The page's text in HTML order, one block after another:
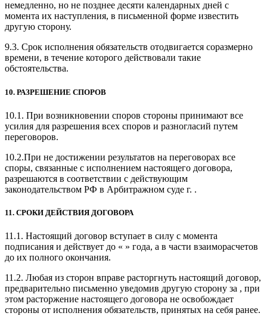
немедленно, но не позднее десяти календарных дней с
момента их наступления, в письменной форме известить
другую сторону.
9.3. Срок исполнения обязательств отодвигается соразмерно
времени, в течение которого действовали такие
обстоятельства.
10. РАЗРЕШЕНИЕ СПОРОВ
10.1. При возникновении споров стороны принимают все
усилия для разрешения всех споров и разногласий путем
переговоров.
10.2.При не достижении результатов на переговорах все
споры, связанные с исполнением настоящего договора,
разрешаются в соответствии с действующим
законодательством РФ в Арбитражном суде г. .
11. СРОКИ ДЕЙСТВИЯ ДОГОВОРА
11.1. Настоящий договор вступает в силу с момента
подписания и действует до « » года, а в части взаиморасчетов
до их полного окончания.
11.2. Любая из сторон вправе расторгнуть настоящий договор,
предварительно письменно уведомив другую сторону за , при
этом расторжение настоящего договора не освобождает
стороны от исполнения обязательств, принятых на себя ранее.